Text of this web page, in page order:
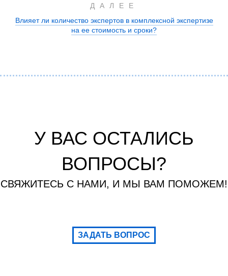
ДАЛЕЕ
Влияет ли количество экспертов в комплексной экспертизе
на ее стоимость и сроки?
У ВАС ОСТАЛИСЬ
ВОПРОСЫ?
СВЯЖИТЕСЬ С НАМИ, И МЫ ВАМ ПОМОЖЕМ!
ЗАДАТЬ ВОПРОС